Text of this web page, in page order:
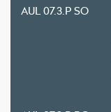
AUL 07.3.P SO